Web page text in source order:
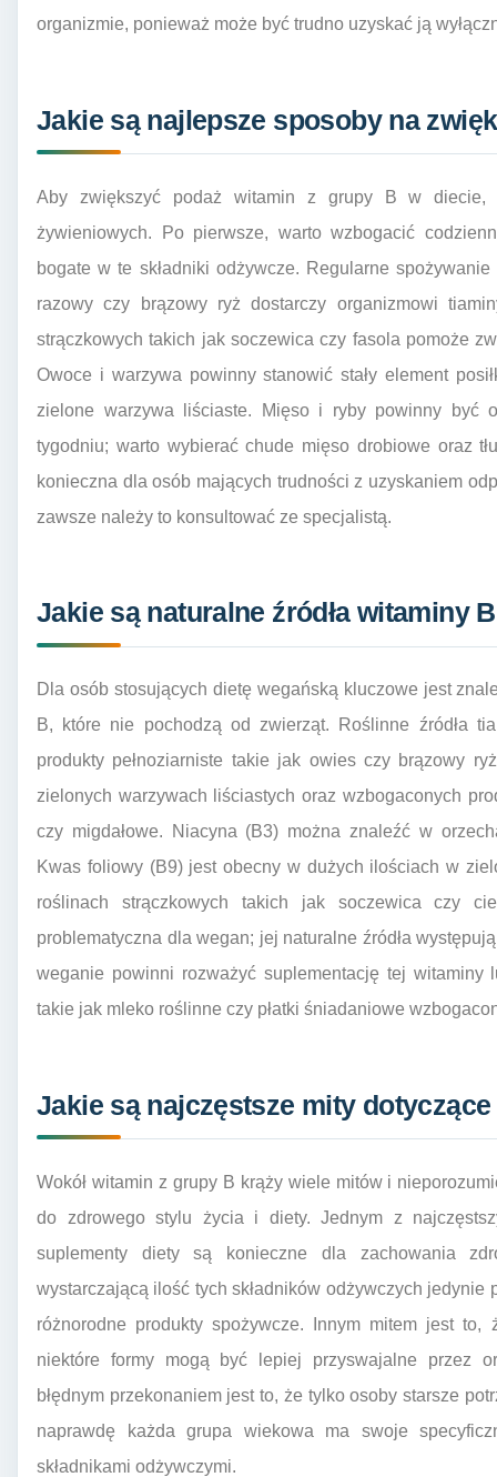
organizmie, ponieważ może być trudno uzyskać ją
Jakie są najlepsze sposoby na
Aby zwiększyć podaż witamin z grupy B w diecie,
żywieniowych. Po pierwsze, warto wzbogacić
bogate w te składniki odżywcze. Regularne
razowy czy brązowy ryż dostarczy organizmowi
strączkowych takich jak soczewica czy fasola pomoże
Owoce i warzywa powinny stanowić stały element
zielone warzywa liściaste. Mięso i ryby powinny być
tygodniu; warto wybierać chude mięso drobiowe oraz
konieczna dla osób mających trudności z uzyskaniem
zawsze należy to konsultować ze specjalistą.
Jakie są naturalne źródła witaminy
Dla osób stosujących dietę wegańską kluczowe jest
B, które nie pochodzą od zwierząt. Roślinne źródła
produkty pełnoziarniste takie jak owies czy brązowy
zielonych warzywach liściastych oraz wzbogaconych
czy migdałowe. Niacyna (B3) można znaleźć w
Kwas foliowy (B9) jest obecny w dużych ilościach w
roślinach strączkowych takich jak soczewica czy
problematyczna dla wegan; jej naturalne źródła
weganie powinni rozważyć suplementację tej witaminy
takie jak mleko roślinne czy płatki śniadaniowe
Jakie są najczęstsze mity
Wokół witamin z grupy B krąży wiele mitów i
do zdrowego stylu życia i diety. Jednym z
suplementy diety są konieczne dla zachowania
wystarczającą ilość tych składników odżywczych
różnorodne produkty spożywcze. Innym mitem jest
niektóre formy mogą być lepiej przyswajalne przez
błędnym przekonaniem jest to, że tylko osoby starsze
naprawdę każda grupa wiekowa ma swoje
składnikami odżywczymi.